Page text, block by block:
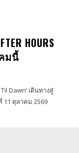
HOURS
มนี้
Dawn’ เดินทางสู่
11 ตุลาคม 2569